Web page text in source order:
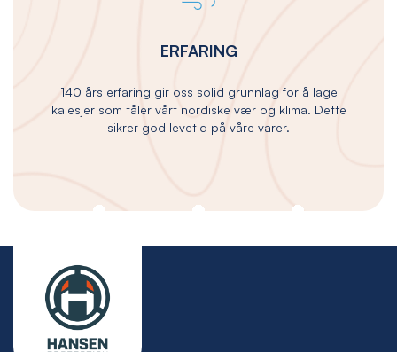
ERFARING
140 års erfaring gir oss solid grunnlag for å lage
kalesjer som tåler vårt nordiske vær og klima. Dette
sikrer god levetid på våre varer.